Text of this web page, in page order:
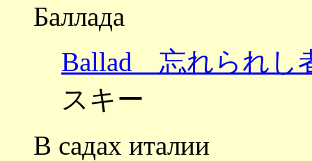
Баллада
Ballad 忘れられし
スキー
В садах италии